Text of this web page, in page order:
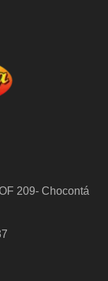
209- Chocontá